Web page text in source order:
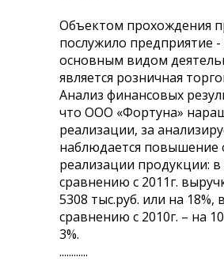
Объектом прохождения
послужило предприятие
основным видом
является розничная
Анализ финансовых
что ООО «Фортуна»
реализации, за
наблюдается повышение
реализации продукции: в
сравнению с 2011г.
5308 тыс.руб. или на 18%,
сравнению с 2010г. – на
3%.
............